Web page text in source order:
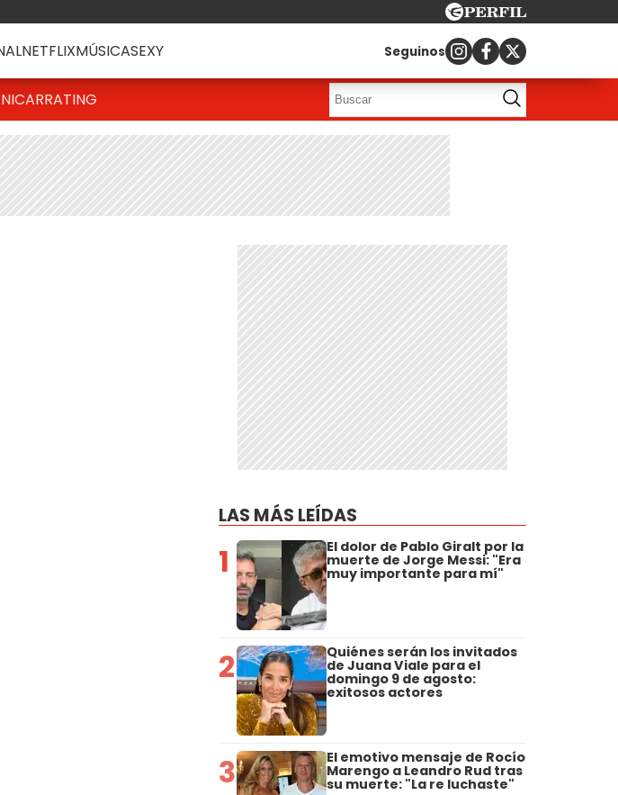
NETFLIXMÚSICASEXY Seguinos
RATING
LAS MÁS LEÍDAS
1 El dolor de Pablo Giralt por la
muerte de Jorge Messi: "Era
muy importante para mí"
2 Quiénes serán los invitados
de Juana Viale para el
domingo 9 de agosto:
exitosos actores
3 El emotivo mensaje de Rocío
Marengo a Leandro Rud tras
su muerte: "La re luchaste"